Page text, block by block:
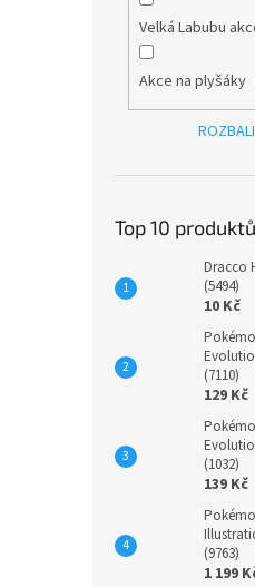
Velká Labubu
Akce na plyšáky
Top 10 produktů
Dracco
(5494)
10 Kč
(7110)
129 Kč
(1032)
139 Kč
(9763)
1 199